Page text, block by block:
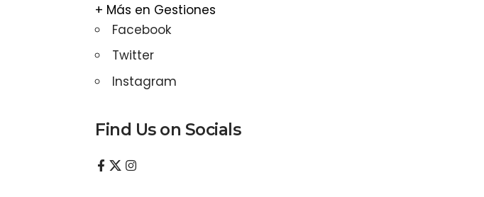
+ Más en Gestiones
Facebook
Twitter
Instagram
Find Us on Socials